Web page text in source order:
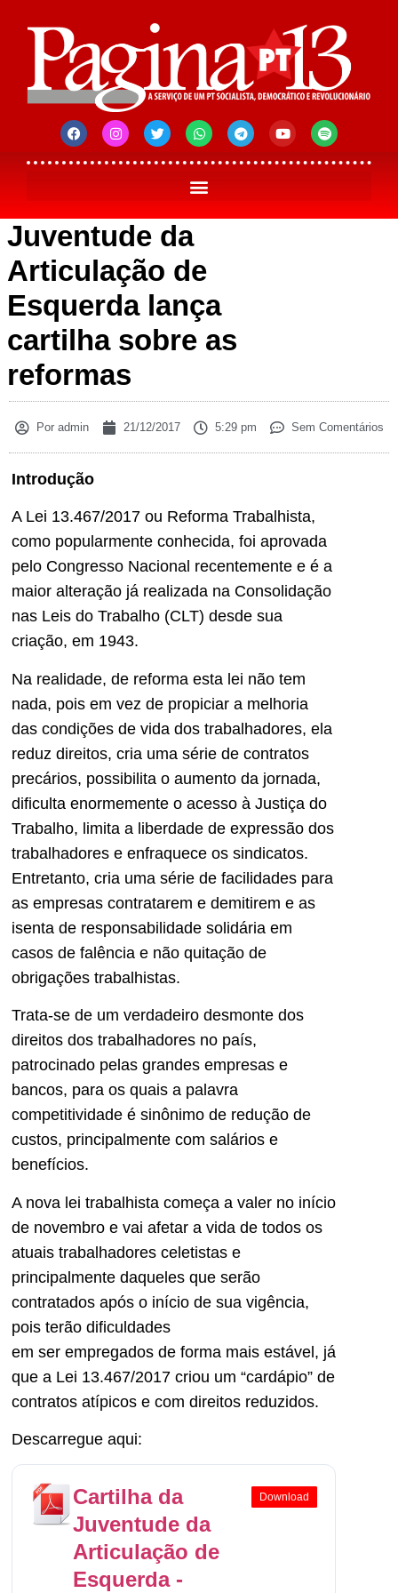
Juventude da
Articulação de
Esquerda lança
cartilha sobre as
reformas
Poradmin 21/12/2017 5:29 pm Sem Comentários
Introdução
A Lei 13.467/2017 ou Reforma Trabalhista,
como popularmente conhecida, foi aprovada
pelo Congresso Nacional recentemente e é a
maior alteração já realizada na Consolidação
nas Leis do Trabalho (CLT) desde sua
criação, em 1943.
Na realidade, de reforma esta lei não tem
nada, pois em vez de propiciar a melhoria
das condições de vida dos trabalhadores, ela
reduz direitos, cria uma série de contratos
precários, possibilita o aumento da jornada,
dificulta enormemente o acesso à Justiça do
Trabalho, limita a liberdade de expressão dos
trabalhadores e enfraquece os sindicatos.
Entretanto, cria uma série de facilidades para
as empresas contratarem e demitirem e as
isenta de responsabilidade solidária em
casos de falência e não quitação de
obrigações trabalhistas.
Trata-se de um verdadeiro desmonte dos
direitos dos trabalhadores no país,
patrocinado pelas grandes empresas e
bancos, para os quais a palavra
competitividade é sinônimo de redução de
custos, principalmente com salários e
benefícios.
A nova lei trabalhista começa a valer no início
de novembro e vai afetar a vida de todos os
atuais trabalhadores celetistas e
principalmente daqueles que serão
contratados após o início de sua vigência,
pois terão dificuldades
em ser empregados de forma mais estável, já
que a Lei 13.467/2017 criou um “cardápio” de
contratos atípicos e com direitos reduzidos.
Descarregue aqui:
Cartilha da
Juventude da
Articulação de
Esquerda -
Download